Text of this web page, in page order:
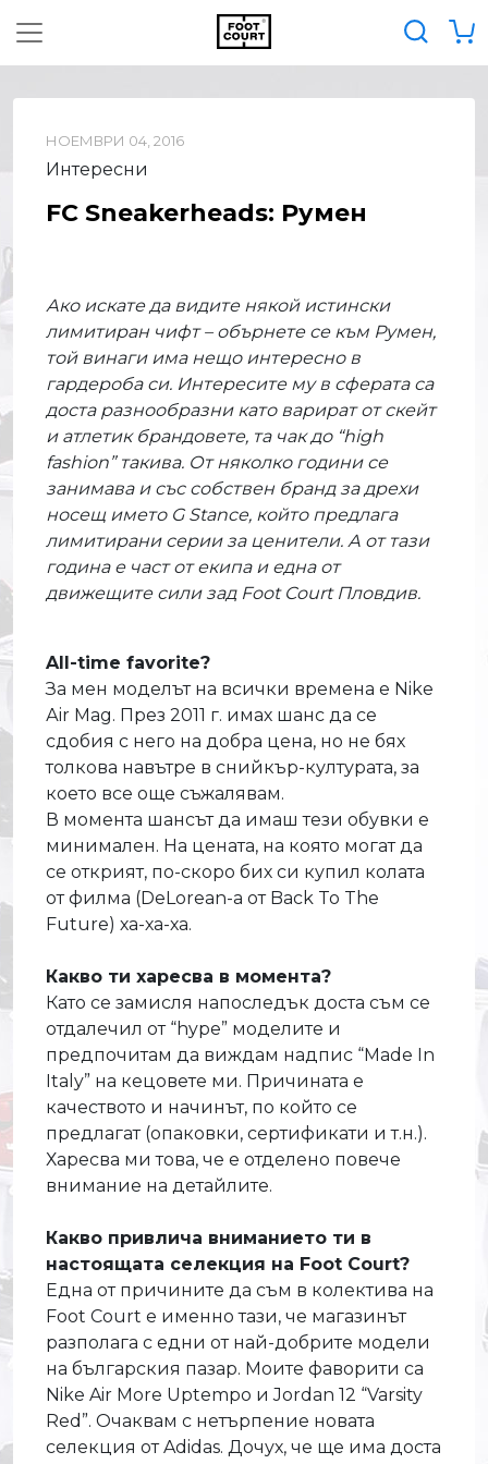
НОЕМВРИ 04, 2016
Интересни
FC Sneakerheads: Румен
Ако искате да видите някой истински
лимитиран чифт – обърнете се към Румен,
той винаги има нещо интересно в
гардероба си. Интересите му в сферата са
доста разнообразни като варират от скейт
и атлетик брандовете, та чак до “high
fashiоn” такива. От няколко години се
занимава и със собствен бранд за дрехи
носещ името G Stance, който предлага
лимитирани серии за ценители. А от тази
година е част от екипа и една от
движещите сили зад Foot Court Пловдив.
All-time favorite?
За мен моделът на всички времена е Nike
Аir Mag. През 2011 г. имах шанс да се
сдобия с него на добра цена, но не бях
толкова навътре в снийкър-културата, за
което все още съжалявам.
В момента шансът да имаш тези обувки е
минимален. На цената, на която могат да
се открият, по-скоро бих си купил колата
от филма (DeLorean-a от Back To The
Future) ха-ха-ха.
Какво ти харесва в момента?
Като се замисля напоследък доста съм се
отдалечил от “hype” моделите и
предпочитам да виждам надпис “Made In
Italy” на кецовете ми. Причината е
качеството и начинът, по който се
предлагат (опаковки, сертификати и т.н.).
Харесва ми това, че е отделено повече
внимание на детайлите.
Какво привлича вниманието ти в
настоящата селекция на Foot Court?
Една от причините да съм в колектива на
Foot Court е именно тази, че магазинът
разполага с едни от най-добрите модели
на българския пазар. Моите фаворити са
Nike Air More Uptempo и Jordan 12 “Varsity
Red”. Очаквам с нетърпение новата
селекция от Adidas. Дочух, че ще има доста